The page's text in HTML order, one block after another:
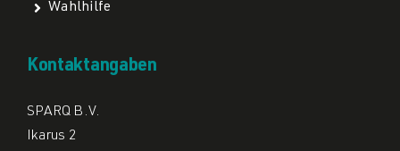
Wahlhilfe
Kontaktangaben
SPARQ B.V.
Ikarus 2